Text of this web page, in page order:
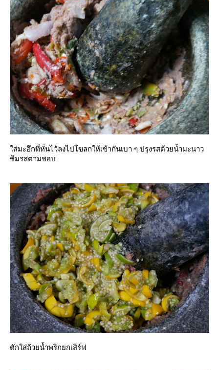
ส่มะอึกที่หั่นไว้ลงไปโขลกให้เข้ากันเบา ๆ ปรุงรสด้วยน้ำมะนาว
ชิมรสตามชอบ
ตักใส่ถ้วยน้ำพริกยกเสิร์ฟ